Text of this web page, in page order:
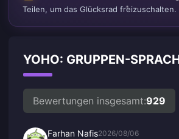
Teilen, um das Glücksrad freizuschalten.
YOHO: GRUPPEN-
Bewertungen insgesamt:929
Farhan Nafis2026/08/06